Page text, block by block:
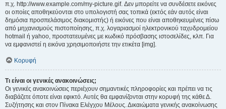
π.χ. http://www.example.com/my-picture.gif. Δεν μπορείτε να συνδέσετε εικόνες
οι οποίες αποθηκεύονται στο υπολογιστή σας τοπικά (εκτός εάν αυτός είναι
δημόσια προσπελάσιμος διακομιστής) ή εικόνες που είναι αποθηκευμένες πίσω
από μηχανισμούς πιστοποίησης, π.χ. λογαριασμοί ηλεκτρονικού ταχυδρομείου
hotmail ή yahoo, προστατευμένες με κωδικό πρόσβασης ιστοσελίδες, κλπ. Για
να εμφανιστεί η εικόνα χρησιμοποιήστε την ετικέτα [img].
Κορυφή
Τι είναι οι γενικές ανακοινώσεις;
Οι γενικές ανακοινώσεις περιέχουν σημαντικές πληροφορίες και πρέπει να τις
διαβάζετε όποτε είναι εφικτό. Αυτές θα εμφανίζονται στην κορυφή της κάθε Δ.
Συζήτησης και στον Πίνακα Ελέγχου Μέλους. Δικαιώματα γενικής ανακοίνωσης